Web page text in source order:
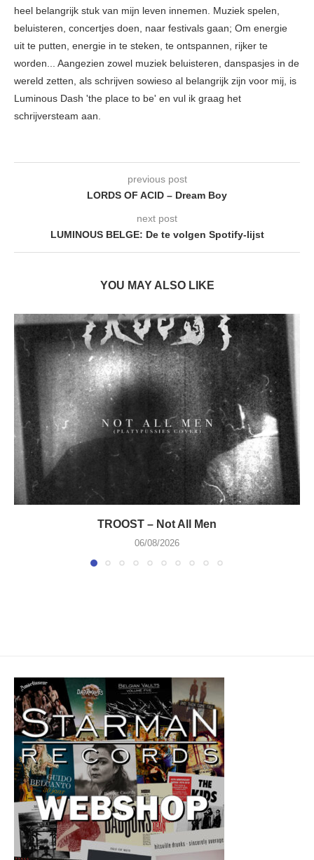
heel belangrijk stuk van mijn leven innemen. Muziek spelen,
beluisteren, concertjes doen, naar festivals gaan; Om energie
uit te putten, energie in te steken, te ontspannen, rijker te
worden... Aangezien zowel muziek beluisteren, danspasjes in de
wereld zetten, als schrijven sowieso al belangrijk zijn voor mij, is
Luminous Dash 'the place to be' en vul ik graag het
schrijversteam aan.
previous post
LORDS OF ACID – Dream Boy
next post
LUMINOUS BELGE: De te volgen Spotify-lijst
YOU MAY ALSO LIKE
TROOST – Not All Men
06/08/2026